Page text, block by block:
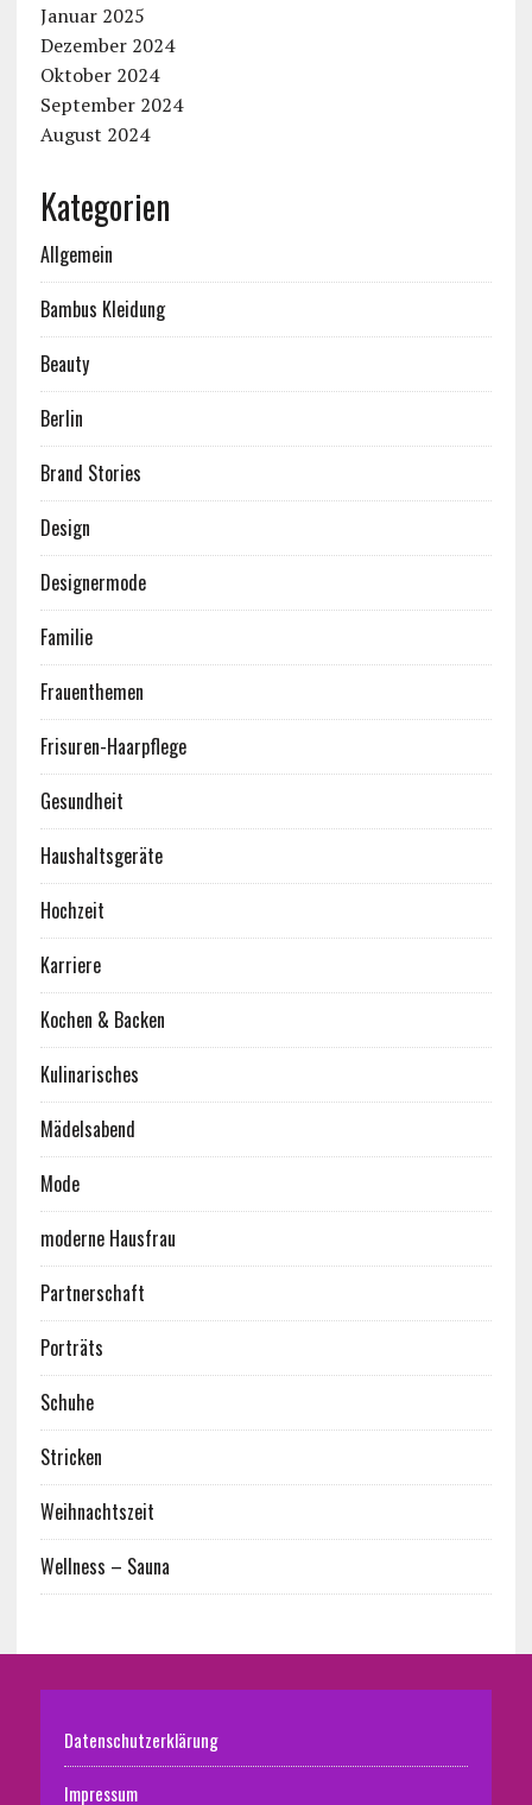
Januar 2025
Dezember 2024
Oktober 2024
September 2024
August 2024
Kategorien
Allgemein
Bambus Kleidung
Beauty
Berlin
Brand Stories
Design
Designermode
Familie
Frauenthemen
Frisuren-Haarpflege
Gesundheit
Haushaltsgeräte
Hochzeit
Karriere
Kochen & Backen
Kulinarisches
Mädelsabend
Mode
moderne Hausfrau
Partnerschaft
Porträts
Schuhe
Stricken
Weihnachtszeit
Wellness – Sauna
Datenschutzerklärung
Impressum